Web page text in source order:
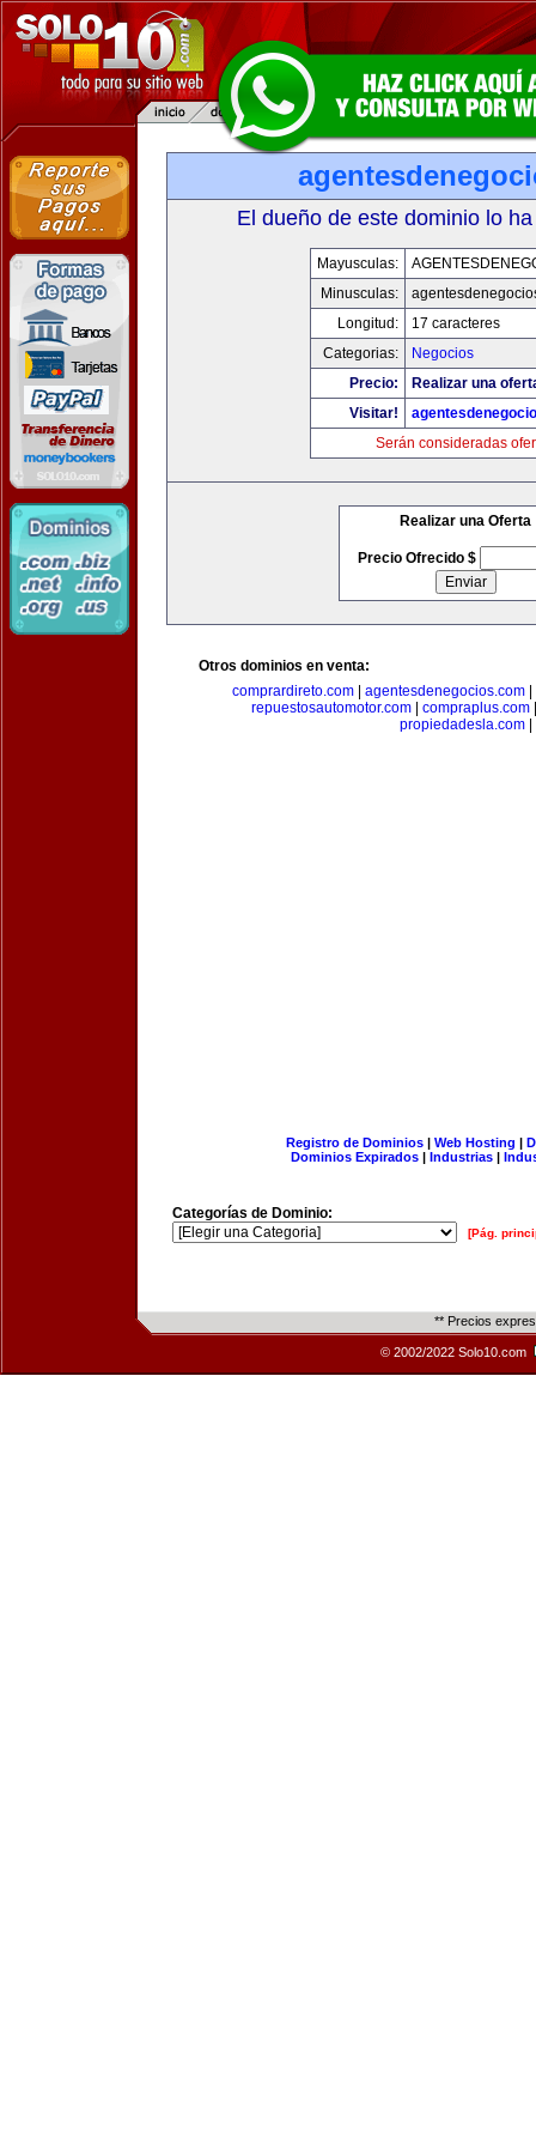
El dueño de este dominio lo
Mayusculas:
Minusculas:
Longitud:
17 caracteres
Categorias:
Negocios
Precio:
Realizar una
Visitar!
Serán consideradas
Realizar una Oferta
Precio Ofrecido $
Otros dominios en venta:
comprardireto.com| agentesdenegocios.com|
repuestosautomotor.com
compraplus.com
propiedadesla.com|
Registro de Dominios| Web Hosting |
Dominios Expirados | Industrias |
Categorías de Dominio:
[Pág.
** Precios
© 2002/2022 Solo10.com